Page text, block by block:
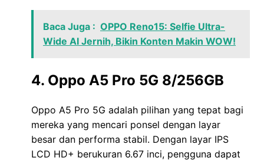
Baca Juga : OPPO Reno15: Selfie Ultra-
Wide AI Jernih, Bikin Konten Makin WOW!
4. Oppo A5 Pro 5G 8/256GB
Oppo A5 Pro 5G adalah pilihan yang tepat bagi
mereka yang mencari ponsel dengan layar
besar dan performa stabil. Dengan layar IPS
LCD HD+ berukuran 6.67 inci, pengguna dapat